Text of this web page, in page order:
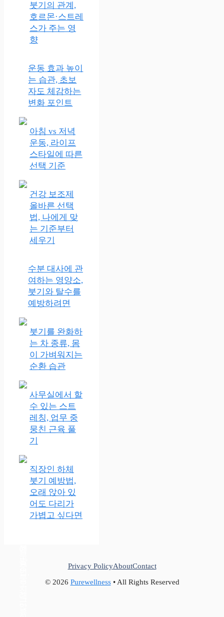
붓기의 관계,
호르몬·스트레
스가 주는 영
향
운동 효과 높이
는 습관, 초보
자도 체감하는
변화 포인트
아침 vs 저녁
운동, 라이프
스타일에 따른
선택 기준
건강 보조제
올바른 선택
법, 나에게 맞
는 기준부터
세우기
수분 대사에 관
여하는 영양소,
붓기와 탈수를
예방하려면
붓기를 완화하
는 차 종류, 몸
이 가벼워지는
순환 습관
사무실에서 할
수 있는 스트
레칭, 업무 중
뭉친 근육 풀
기
직장인 하체
붓기 예방법,
오래 앉아 있
어도 다리가
가볍고 싶다면
© 2026 Purewellness• All Rights Reserved
Privacy PolicyAboutContact